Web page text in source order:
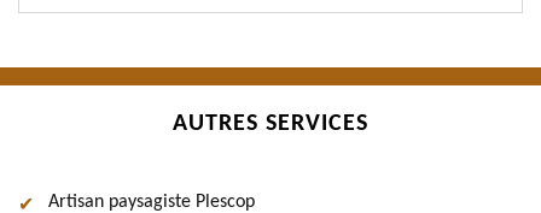
AUTRES SERVICES
Artisan paysagiste Plescop